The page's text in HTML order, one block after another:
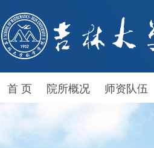
首 页 院所概况 师资队伍